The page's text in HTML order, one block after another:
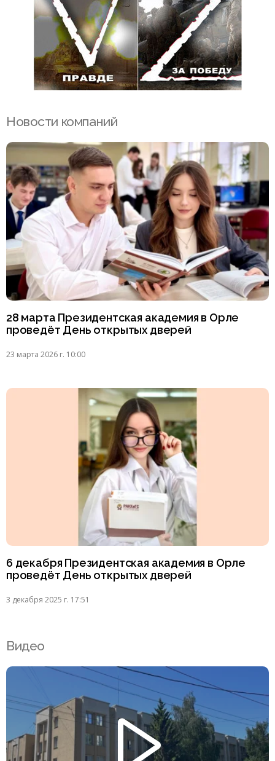
Новости компаний
28 марта Президентская академия в Орле
проведёт День открытых дверей
23 марта 2026 г. 10:00
6 декабря Президентская академия в Орле
проведёт День открытых дверей
3 декабря 2025 г. 17:51
Видео